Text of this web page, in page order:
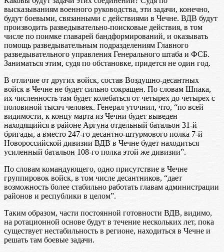
высказываниям военного руководства, эти задачи, конечно,
будут боевыми, связанными с действиями в Чечне. ВДВ будут
производить разведывательно-поисковые действия, в том
числе по поимке главарей бандформирований, и оказывать
помощь разведывательным подразделениям Главного
разведывательного управления Генерального штаба и ФСБ.
Заниматься этим, судя по обстановке, придется не один год.
В отличие от других войск, состав Воздушно-десантных
войск в Чечне не будет сильно сокращен. По словам Шпака,
их численность там будет колебаться от четырех до четырех с
половиной тысяч человек. Генерал уточнил, что, “по всей
видимости, к концу марта из Чечни будет выведен
находящийся в районе Аргуна отдельный батальон 31-й
бригады, а вместо 247-го десантно-штурмового полка 7-й
Новороссийской дивизии ВДВ в Чечне будет находиться
усиленный батальон 108-го полка этой же дивизии”.
По словам командующего, одно присутствие в Чечне
группировок войск, в том числе десантников, “дает
возможность более стабильно работать главам администрации
районов и республики в целом”.
Таким образом, части постоянной готовности ВДВ, видимо,
на ротационной основе будут в течение нескольких лет, пока
существует нестабильность в регионе, находиться в Чечне и
решать там боевые задачи.